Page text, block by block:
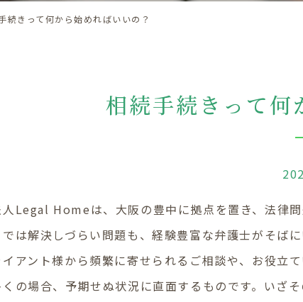
続きって何から始めればいいの？
相続手続きって何
Legal Homeは、大阪の豊中に拠点を置き、法律
は解決しづらい問題も、経験豊富な弁護士がそば
アント様から頻繁に寄せられるご相談や、お役立
の場合、予期せぬ状況に直面するものです。いざ